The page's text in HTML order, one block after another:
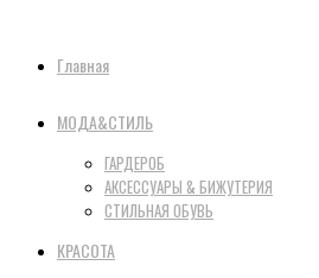
Главная
МОДА&СТИЛЬ
ГАРДЕРОБ
АКСЕССУАРЫ & БИЖУТЕРИЯ
СТИЛЬНАЯ ОБУВЬ
КРАСОТА